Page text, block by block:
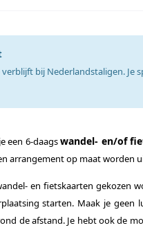
bij Nederlandstaligen. Je
een 6-daagswandel- en/of
arrangement op maat worden
en fietskaarten gekozen
starten. Maak je geen
de afstand. Je hebt ook de